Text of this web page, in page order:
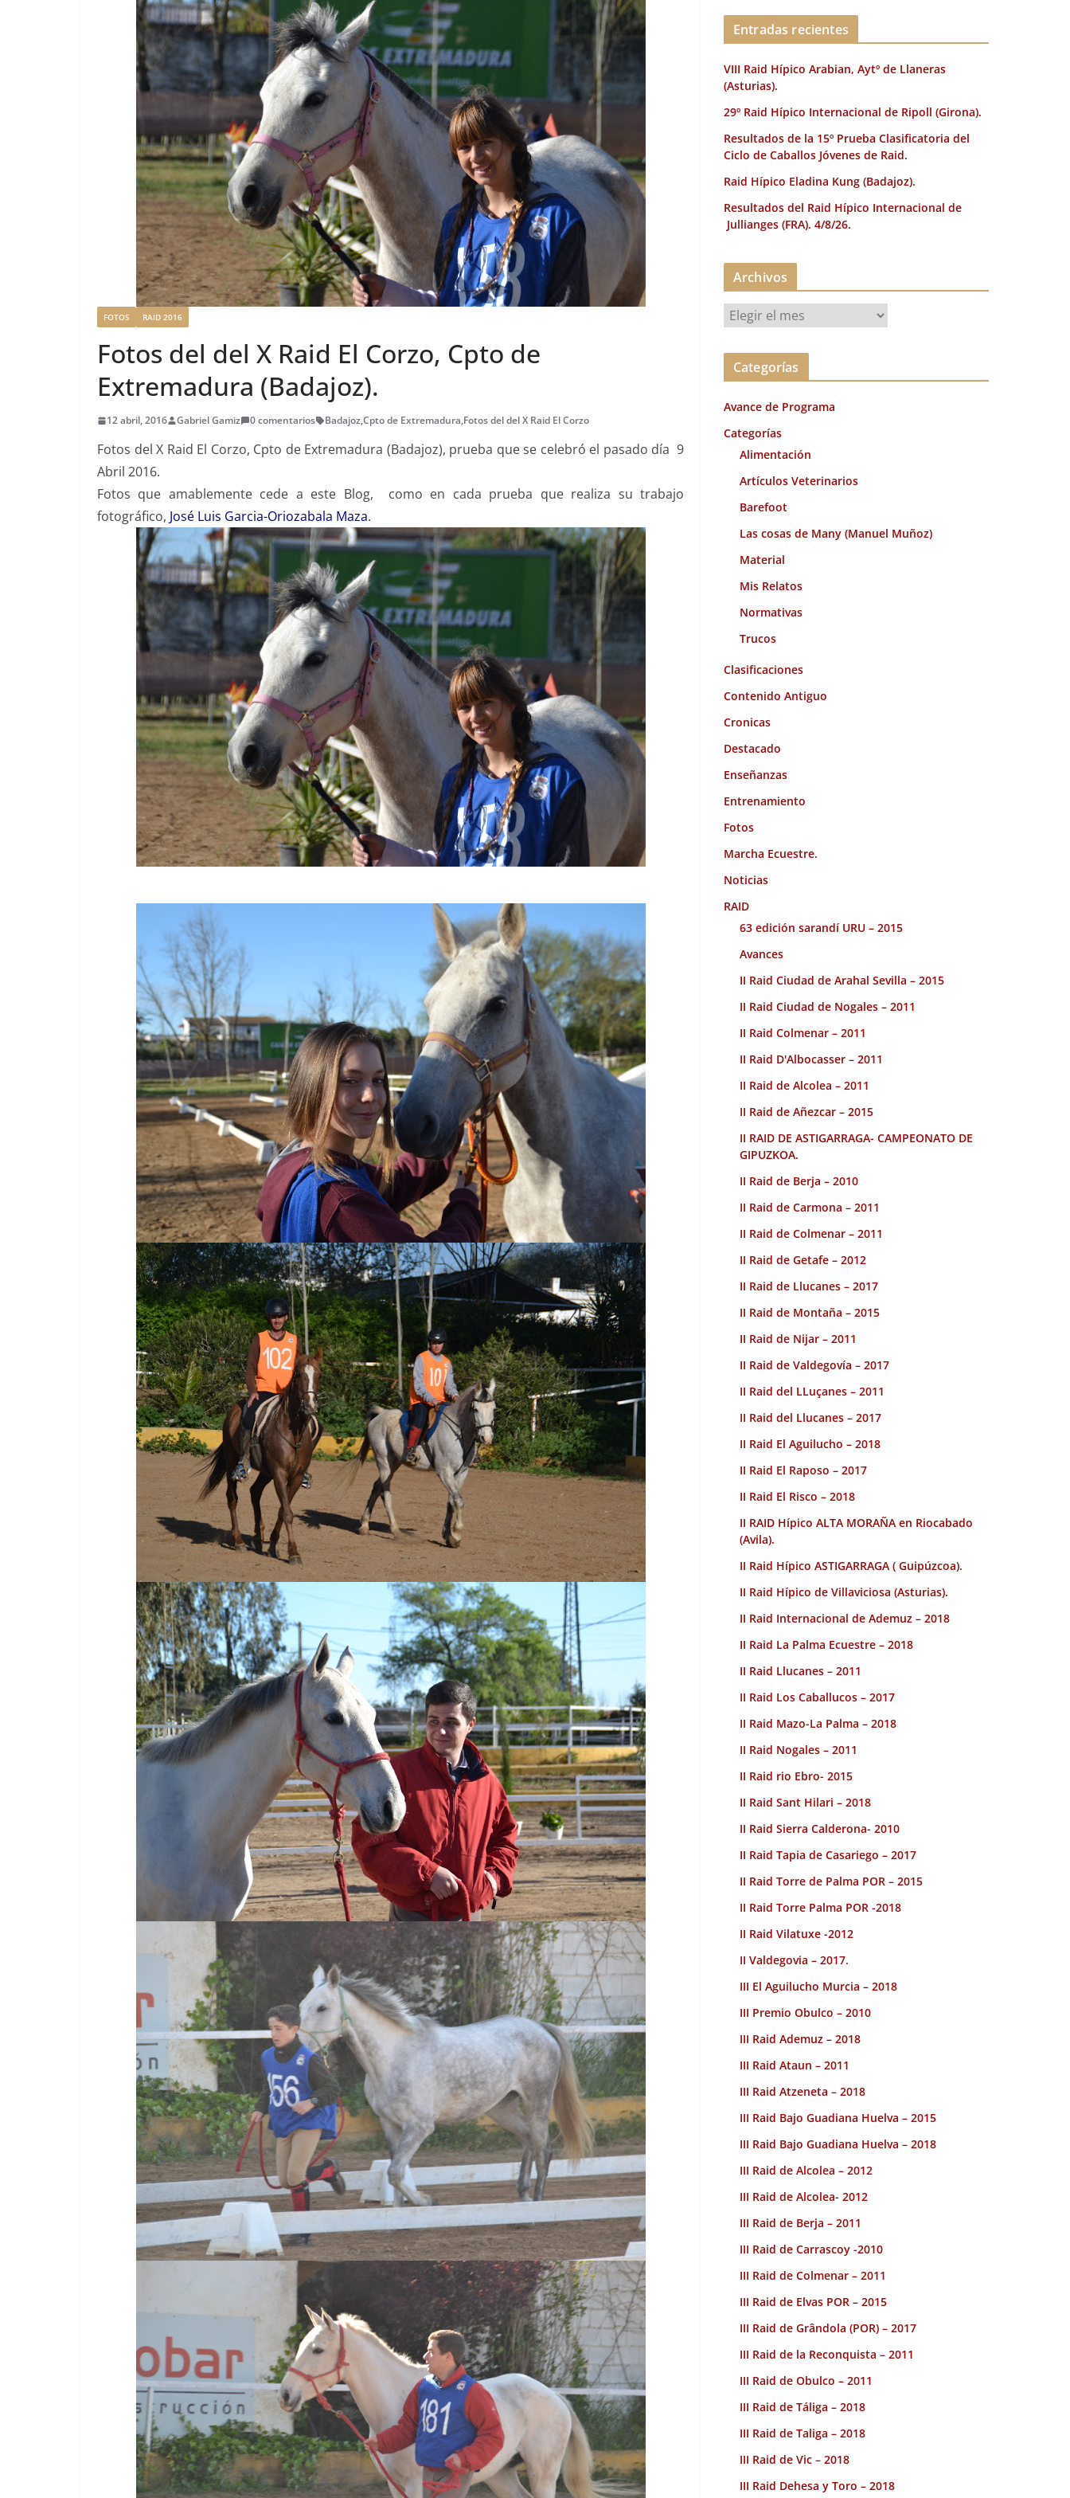
FOTOS RAID 2016
Fotos del del X Raid El Corzo, Cpto de
Extremadura (Badajoz).
12 abril, 2016 Gabriel Gamiz 0 comentarios Badajoz,Cpto de Extremadura,Fotos del del X Raid El Corzo
Fotos del X Raid El Corzo, Cpto de Extremadura (Badajoz), prueba que se celebró el pasado día 9
Abril 2016.
Fotos que amablemente cede a este Blog, como en cada prueba que realiza su trabajo
fotográfico, José Luis Garcia-Oriozabala Maza.
Entradas recientes
VIII Raid Hípico Arabian, Aytº de Llaneras
(Asturias).
29º Raid Hípico Internacional de Ripoll (Girona).
Resultados de la 15º Prueba Clasificatoria del
Ciclo de Caballos Jóvenes de Raid.
Raid Hípico Eladina Kung (Badajoz).
Resultados del Raid Hípico Internacional de
Jullianges (FRA). 4/8/26.
Archivos
r
c
v
o
Categorías
Avance de Programa
Categorías
Alimentación
Artículos Veterinarios
Barefoot
Las cosas de Many (Manuel Muñoz)
Material
Mis Relatos
Normativas
Trucos
Clasificaciones
Contenido Antiguo
Cronicas
Destacado
Enseñanzas
Entrenamiento
Fotos
Marcha Ecuestre.
Noticias
RAID
63 edición sarandí URU – 2015
Avances
II Raid Ciudad de Arahal Sevilla – 2015
II Raid Ciudad de Nogales – 2011
II Raid Colmenar – 2011
II Raid D'Albocasser – 2011
II Raid de Alcolea – 2011
II Raid de Añezcar – 2015
II RAID DE ASTIGARRAGA- CAMPEONATO DE
GIPUZKOA.
II Raid de Berja – 2010
II Raid de Carmona – 2011
II Raid de Colmenar – 2011
II Raid de Getafe – 2012
II Raid de Llucanes – 2017
II Raid de Montaña – 2015
II Raid de Nijar – 2011
II Raid de Valdegovía – 2017
II Raid del LLuçanes – 2011
II Raid del Llucanes – 2017
II Raid El Aguilucho – 2018
II Raid El Raposo – 2017
II Raid El Risco – 2018
II RAID Hípico ALTA MORAÑA en Riocabado
(Avila).
II Raid Hípico ASTIGARRAGA ( Guipúzcoa).
II Raid Hípico de Villaviciosa (Asturias).
II Raid Internacional de Ademuz – 2018
II Raid La Palma Ecuestre – 2018
II Raid Llucanes – 2011
II Raid Los Caballucos – 2017
II Raid Mazo-La Palma – 2018
II Raid Nogales – 2011
II Raid rio Ebro- 2015
II Raid Sant Hilari – 2018
II Raid Sierra Calderona- 2010
II Raid Tapia de Casariego – 2017
II Raid Torre de Palma POR – 2015
II Raid Torre Palma POR -2018
II Raid Vilatuxe -2012
II Valdegovia – 2017.
III El Aguilucho Murcia – 2018
III Premio Obulco – 2010
III Raid Ademuz – 2018
III Raid Ataun – 2011
III Raid Atzeneta – 2018
III Raid Bajo Guadiana Huelva – 2015
III Raid Bajo Guadiana Huelva – 2018
III Raid de Alcolea – 2012
III Raid de Alcolea- 2012
III Raid de Berja – 2011
III Raid de Carrascoy -2010
III Raid de Colmenar – 2011
III Raid de Elvas POR – 2015
III Raid de Grândola (POR) – 2017
III Raid de la Reconquista – 2011
III Raid de Obulco – 2011
III Raid de Táliga – 2018
III Raid de Taliga – 2018
III Raid de Vic – 2018
III Raid Dehesa y Toro – 2018